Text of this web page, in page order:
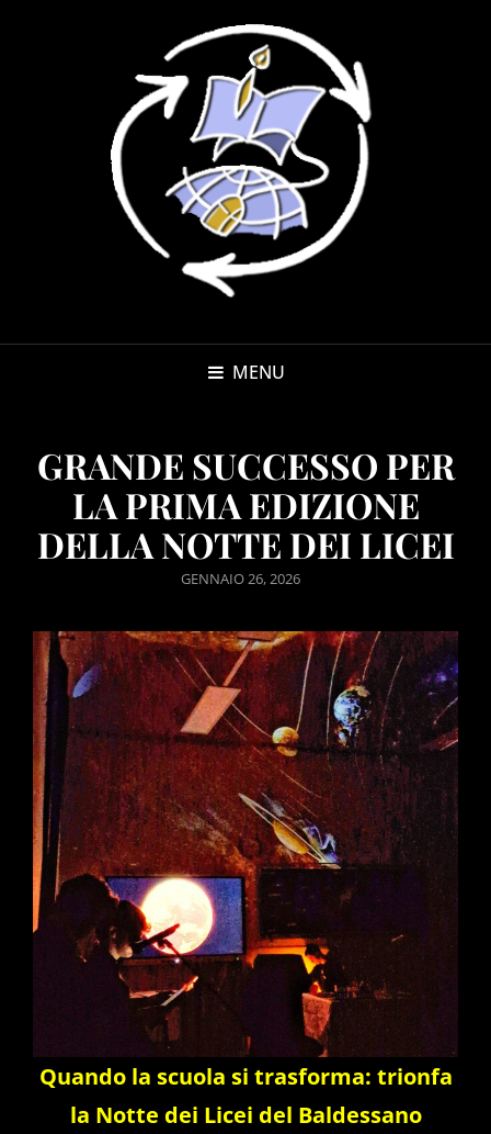
MENU
GRANDE SUCCESSO PER
LA PRIMA EDIZIONE
DELLA NOTTE DEI LICEI
POSTED
GENNAIO 26, 2026
Quando la scuola si trasforma: trionfa
la Notte dei Licei del Baldessano